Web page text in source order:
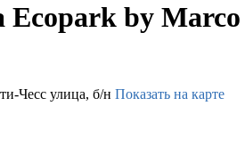
Ecopark by Marco
Чесс улица, б/н Показать на карте